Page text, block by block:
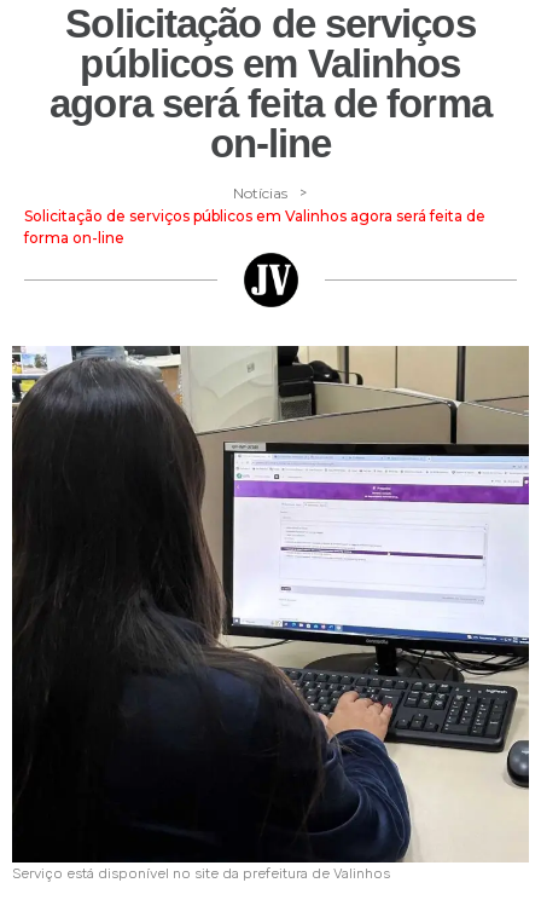
Solicitação de serviços
públicos em Valinhos
agora será feita de forma
on-line
Notícias >
Solicitação de serviços públicos em Valinhos agora será feita de
forma on-line
Serviço está disponível no site da prefeitura de Valinhos